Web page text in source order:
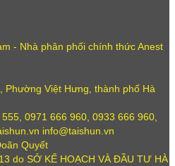
- Nhà phân phối chính thức Anest
Phường Việt Hưng, thành phố Hà
0971 666 960, 0933 666 960,
info@taishun.vn
Quyết
do SỞ KẾ HOẠCH VÀ ĐẦU TƯ HÀ